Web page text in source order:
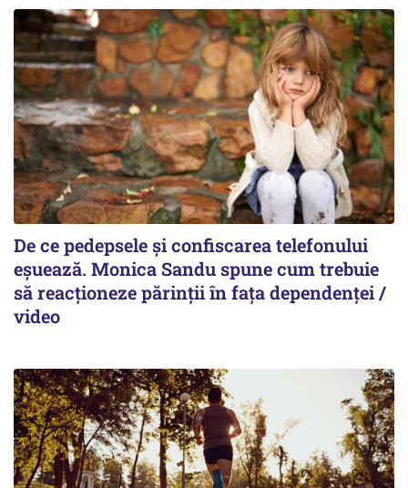
De ce pedepsele și confiscarea telefonului
eșuează. Monica Sandu spune cum trebuie
să reacționeze părinții în fața dependenței /
video